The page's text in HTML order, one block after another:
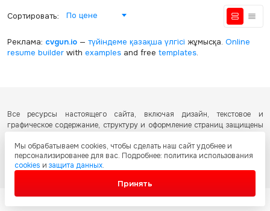
Сортировать: По цене
Реклама: cvgun.io— түйіндеме қазақша үлгісі жұмысқа. Online
resume builderwith examplesand free templates.
Все ресурсы настоящего сайта, включая дизайн, текстовое и
графическое содержание, структуру и оформление страниц защищены
Казахстан об охране авторских прав и интеллектуальной собственности.
Любое копирование и распространение материалов сайта без
письменного разрешения запрещено.
Мы обрабатываем cookies, чтобы сделать наш сайт удобнее и
персонализированее для вас. Подробнее: политика использования
cookies и защита данных.
Принять